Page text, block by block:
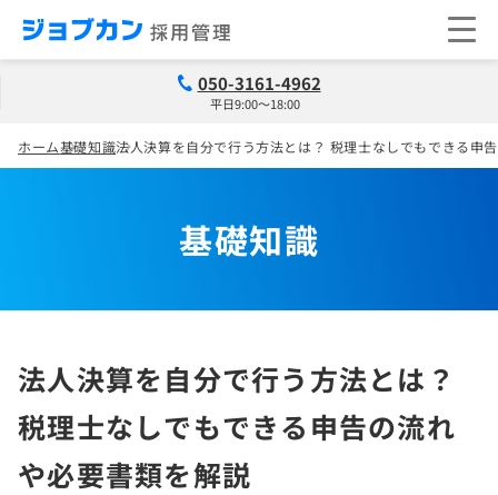
050-3161-4962
平日9:00～18:00
ホーム基礎知識法人決算を自分で行う方法とは？ 税理士なしでもできる申
基礎知識
法人決算を自分で行う方法とは？
税理士なしでもできる申告の流れ
や必要書類を解説